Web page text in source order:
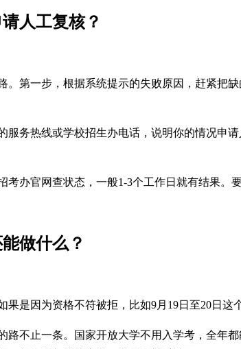
人工复核？
。第一步，根据系统提示的失败原因，赶紧把
服务热线或学校招生办电话，说明你的情况申
办官网查状态，一般1-3个工作日就有结果。
做什么？
是因为资格不符被拒，比如9月19日至20日这
路不止一条。国家开放大学不用入学考，全年